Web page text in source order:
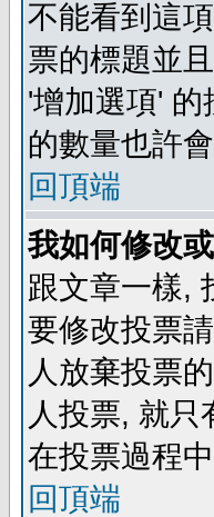
不能看到這
票的標題並
'增加選項'
的數量也許
回頂端
我如何修改
跟文章一樣,
要修改投票
人放棄投票
人投票, 就
在投票過程
回頂端